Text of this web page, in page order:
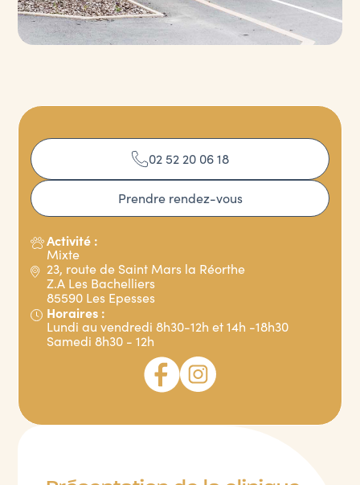
02 52 20 06 18
Prendre rendez-vous
Activité :
Mixte
23, route de Saint Mars la Réorthe
Z.A Les Bachelliers
85590 Les Epesses
Horaires :
Lundi au vendredi 8h30-12h et 14h -18h30
Samedi 8h30 - 12h